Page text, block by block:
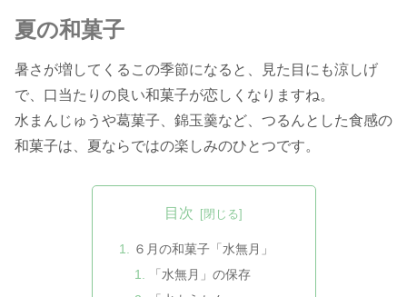
夏の和菓子
暑さが増してくるこの季節になると、見た目にも涼しげ
で、口当たりの良い和菓子が恋しくなりますね。
水まんじゅうや葛菓子、錦玉羹など、つるんとした食感の
和菓子は、夏ならではの楽しみのひとつです。
目次
６月の和菓子「水無月」
「水無月」の保存